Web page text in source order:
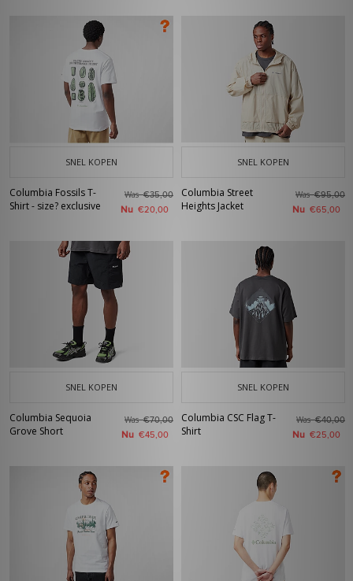
SNEL KOPEN
Columbia Fossils T-
Shirt - size? exclusive
Was€35,00
Nu €20,00
SNEL KOPEN
Columbia Street
Heights Jacket
Was€95,00
Nu €65,00
SNEL KOPEN
Columbia Sequoia
Grove Short
Was€70,00
Nu €45,00
SNEL KOPEN
Columbia CSC Flag T-
Shirt
Was€40,00
Nu €25,00